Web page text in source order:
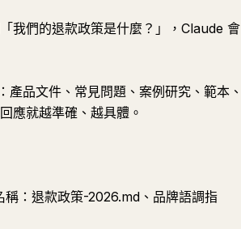
我們的退款政策是什麼？」，Claude 會
產品文件、常見問題、案例研究、範本、
應就越準確、越具體。
：退款政策-2026.md、品牌語調指